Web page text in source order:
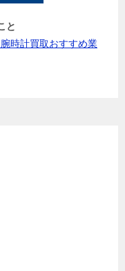
と
時計買取おすすめ業